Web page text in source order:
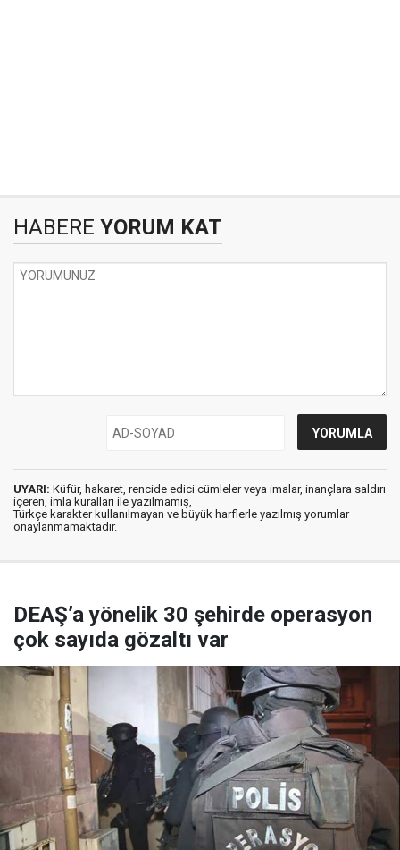
HABERE YORUM KAT
UYARI: Küfür, hakaret, rencide edici cümleler veya imalar, inançlara saldırı
içeren, imla kuralları ile yazılmamış,
Türkçe karakter kullanılmayan ve büyük harflerle yazılmış yorumlar
onaylanmamaktadır.
DEAŞ’a yönelik 30 şehirde operasyon
çok sayıda gözaltı var